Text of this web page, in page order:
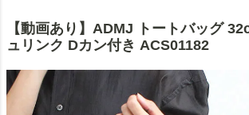
【動画あり】ADMJ トートバッグ
ュリンク Dカン付き ACS01182